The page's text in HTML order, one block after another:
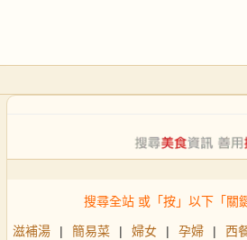
搜尋全站 或「按」以下「關
滋補湯 | 簡易菜 | 婦女 | 孕婦 | 西